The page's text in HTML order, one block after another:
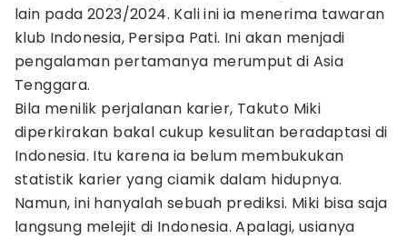
lain pada 2023/2024. Kali ini ia menerima tawaran
klub Indonesia, Persipa Pati. Ini akan menjadi
pengalaman pertamanya merumput di Asia
Tenggara.
Bila menilik perjalanan karier, Takuto Miki
diperkirakan bakal cukup kesulitan beradaptasi di
Indonesia. Itu karena ia belum membukukan
statistik karier yang ciamik dalam hidupnya.
Namun, ini hanyalah sebuah prediksi. Miki bisa saja
langsung melejit di Indonesia. Apalagi, usianya